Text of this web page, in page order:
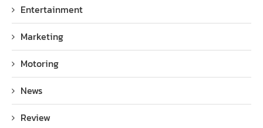
Entertainment
Marketing
Motoring
News
Review